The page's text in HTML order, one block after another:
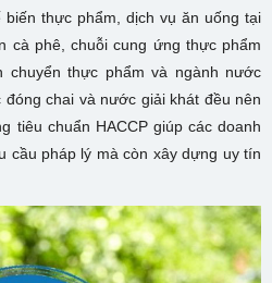
thực phẩm, dịch vụ ăn uống tại
cà phê, chuỗi cung ứng thực phẩm
chuyển thực phẩm và ngành nước
chai và nước giải khát đều nên
tiêu chuẩn HACCP giúp các doanh
cầu pháp lý mà còn xây dựng uy tín